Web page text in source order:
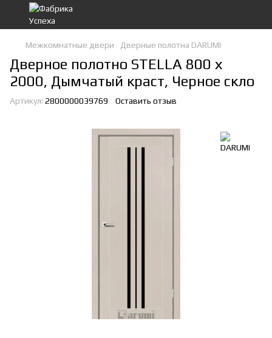
Межкомнатные двери Дверные полотна DARUMI
Дверное полотно STELLA 800 х
2000, Дымчатый краст, Черное скло
Артикул: 2800000039769 Оставить отзыв